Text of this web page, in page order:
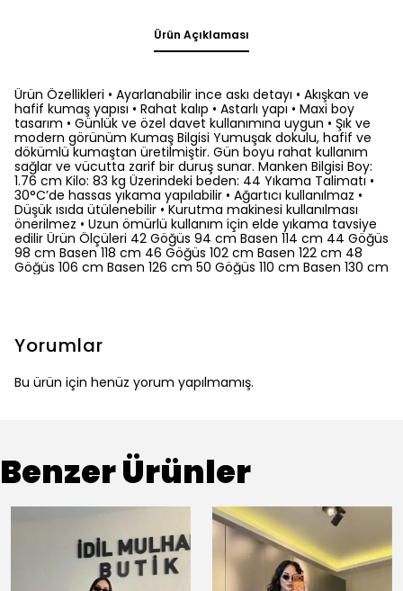
Ürün Açıklaması
Ürün Özellikleri • Ayarlanabilir ince askı detayı • Akışkan ve
hafif kumaş yapısı • Rahat kalıp • Astarlı yapı • Maxi boy
tasarım • Günlük ve özel davet kullanımına uygun • Şık ve
modern görünüm Kumaş Bilgisi Yumuşak dokulu, hafif ve
dökümlü kumaştan üretilmiştir. Gün boyu rahat kullanım
sağlar ve vücutta zarif bir duruş sunar. Manken Bilgisi Boy:
1.76 cm Kilo: 83 kg Üzerindeki beden: 44 Yıkama Talimatı •
30°C’de hassas yıkama yapılabilir • Ağartıcı kullanılmaz •
Düşük ısıda ütülenebilir • Kurutma makinesi kullanılması
önerilmez • Uzun ömürlü kullanım için elde yıkama tavsiye
edilir Ürün Ölçüleri 42 Göğüs 94 cm Basen 114 cm 44 Göğüs
98 cm Basen 118 cm 46 Göğüs 102 cm Basen 122 cm 48
Göğüs 106 cm Basen 126 cm 50 Göğüs 110 cm Basen 130 cm
Yorumlar
Bu ürün için henüz yorum yapılmamış.
Benzer Ürünler